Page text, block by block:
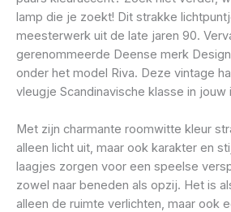
lamp die je zoekt! Dit strakke
meesterwerk uit de late jaren 90.
gerenommeerde Deense merk
onder het model Riva. Deze vintage
vleugje Scandinavische klasse in jouw
Met zijn charmante roomwitte kleur
alleen licht uit, maar ook karakter en
laagjes zorgen voor een speelse
zowel naar beneden als opzij. Het is
alleen de ruimte verlichten, maar ook